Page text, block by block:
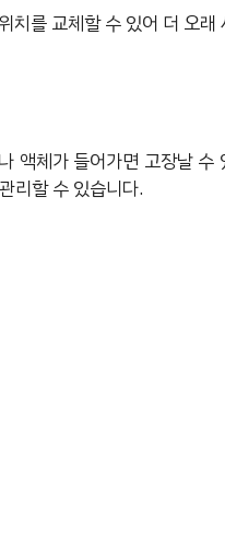
를 교체할 수 있어 더 오
액체가 들어가면 고장날 수
리할 수 있습니다.